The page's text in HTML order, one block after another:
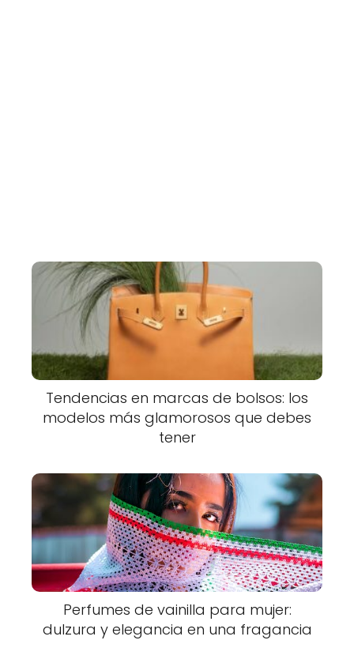
Tendencias en marcas de bolsos: los
modelos más glamorosos que debes
tener
Perfumes de vainilla para mujer:
dulzura y elegancia en una fragancia